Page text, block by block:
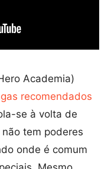
Academia)
recomendados
se à volta de
tem poderes
onde é comum